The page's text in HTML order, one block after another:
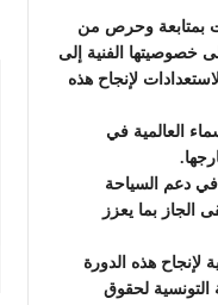
بمتابعة وحرص من
خصوصيتها الفنية إلى
لإنجاح هذه
العالمية في
في دعم السياحة
بما يعزز
لإنجاح هذه الدورة
التونسية لحقوق